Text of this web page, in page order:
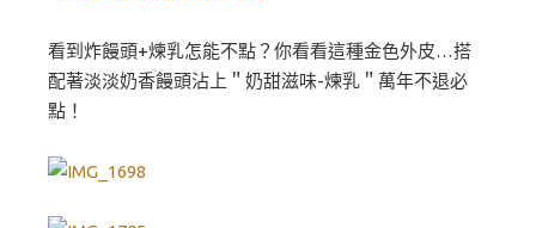
看到炸饅頭+煉乳怎能不點？你看看這種金色外皮…搭
配著淡淡奶香饅頭沾上＂奶甜滋味-煉乳＂萬年不退必
點！